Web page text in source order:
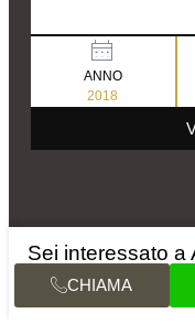
ANNO
2018
Sei interessato a
CHIAMA